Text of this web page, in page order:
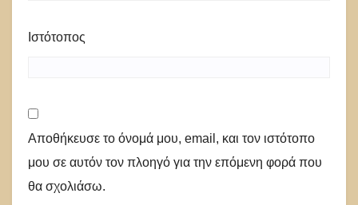
Ιστότοπος
Αποθήκευσε το όνομά μου, email, και τον ιστότοπο
μου σε αυτόν τον πλοηγό για την επόμενη φορά που
θα σχολιάσω.